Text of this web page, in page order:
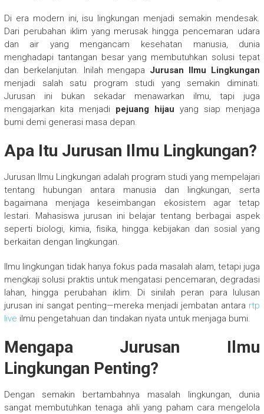
Di era modern ini, isu lingkungan menjadi semakin mendesak.
Dari perubahan iklim yang merusak hingga pencemaran udara
dan air yang mengancam kesehatan manusia, dunia
menghadapi tantangan besar yang membutuhkan solusi tepat
dan berkelanjutan. Inilah mengapa Jurusan Ilmu Lingkungan
menjadi salah satu program studi yang semakin diminati.
Jurusan ini bukan sekadar menawarkan ilmu, tapi juga
mengajarkan kita menjadi pejuang hijau yang siap menjaga
bumi demi generasi masa depan.
Apa Itu Jurusan Ilmu Lingkungan?
Jurusan Ilmu Lingkungan adalah program studi yang mempelajari
tentang hubungan antara manusia dan lingkungan, serta
bagaimana menjaga keseimbangan ekosistem agar tetap
lestari. Mahasiswa jurusan ini belajar tentang berbagai aspek
seperti biologi, kimia, fisika, hingga kebijakan dan sosial yang
berkaitan dengan lingkungan.
Ilmu lingkungan tidak hanya fokus pada masalah alam, tetapi juga
mengkaji solusi praktis untuk mengatasi pencemaran, degradasi
lahan, hingga perubahan iklim. Di sinilah peran para lulusan
jurusan ini sangat penting—mereka menjadi jembatan antara rtp
live ilmu pengetahuan dan tindakan nyata untuk menjaga bumi.
Mengapa Jurusan Ilmu
Lingkungan Penting?
Dengan semakin bertambahnya masalah lingkungan, dunia
sangat membutuhkan tenaga ahli yang paham cara mengelola